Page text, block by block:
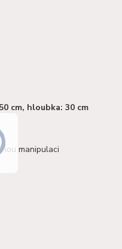
cm, hloubka: 30 cm
manipulaci